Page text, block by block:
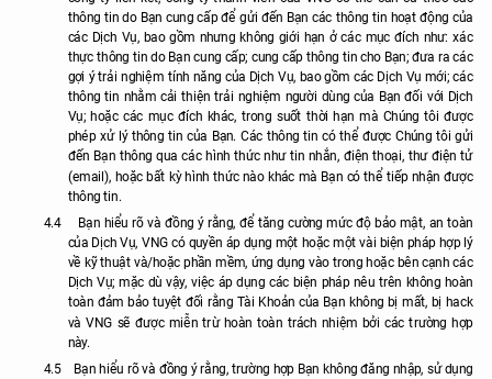
thông tin do Bạn cung cấp để gửi đến Bạn các thông tin hoạt động của
các Dịch Vụ, bao gồm nhưng không giới hạn ở các mục đích như: xác
thực thông tin do Bạn cung cấp; cung cấp thông tin cho Bạn; đưa ra các
gợi ý trải nghiệm tính năng của Dịch Vụ, bao gồm các Dịch Vụ mới; các
thông tin nhằm cải thiện trải nghiệm người dùng của Bạn đối với Dịch
Vụ; hoặc các mục đích khác, trong suốt thời hạn mà Chúng tôi được
phép xử lý thông tin của Bạn. Các thông tin có thể được Chúng tôi gửi
đến Bạn thông qua các hình thức như tin nhắn, điện thoại, thư điện tử
(email), hoặc bất kỳ hình thức nào khác mà Bạn có thể tiếp nhận được
thông tin.
4.4
Bạn hiểu rõ và đồng ý rằng, để tăng cường mức độ bảo mật, an toàn
của Dịch Vụ, VNG có quyền áp dụng một hoặc một vài biện pháp hợp lý
về kỹ thuật và/hoặc phần mềm, ứng dụng vào trong hoặc bên cạnh các
Dịch Vụ; mặc dù vậy, việc áp dụng các biện pháp nêu trên không hoàn
toàn đảm bảo tuyệt đối rằng Tài Khoản của Bạn không bị mất, bị hack
và VNG sẽ được miễn trừ hoàn toàn trách nhiệm bởi các trường hợp
này.
4.5
Bạn hiểu rõ và đồng ý rằng, trường hợp Bạn không đăng nhập, sử dụng